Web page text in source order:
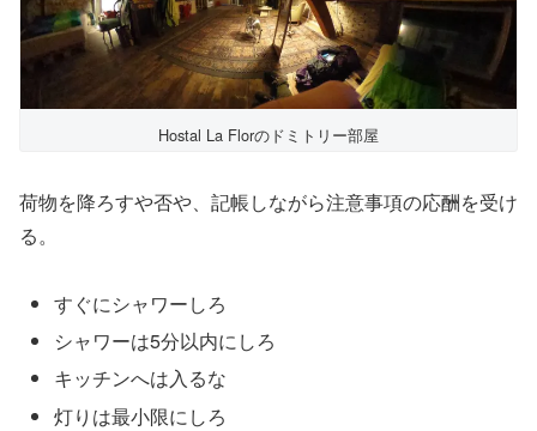
Hostal La Florのドミトリー部屋
荷物を降ろすや否や、記帳しながら注意事項の応酬を受け
る。
すぐにシャワーしろ
シャワーは5分以内にしろ
キッチンへは入るな
灯りは最小限にしろ